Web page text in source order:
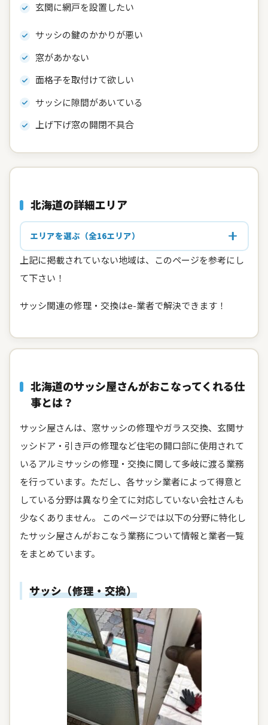
玄関に網戸を設置したい
サッシの鍵のかかりが悪い
窓があかない
面格子を取付けて欲しい
サッシに隙間があいている
上げ下げ窓の開閉不具合
北海道の詳細エリア
エリアを選ぶ（全16エリア）
上記に掲載されていない地域は、このページを参考にし
て下さい！
サッシ関連の修理・交換はe-業者で解決できます！
北海道のサッシ屋さんがおこなってくれる仕
事とは？
サッシ屋さんは、窓サッシの修理やガラス交換、玄関サ
ッシドア・引き戸の修理など住宅の開口部に使用されて
いるアルミサッシの修理・交換に関して多岐に渡る業務
を行っています。ただし、各サッシ業者によって得意と
している分野は異なり全てに対応していない会社さんも
少なくありません。 このページでは以下の分野に特化し
たサッシ屋さんがおこなう業務について情報と業者一覧
をまとめています。
サッシ（修理・交換）